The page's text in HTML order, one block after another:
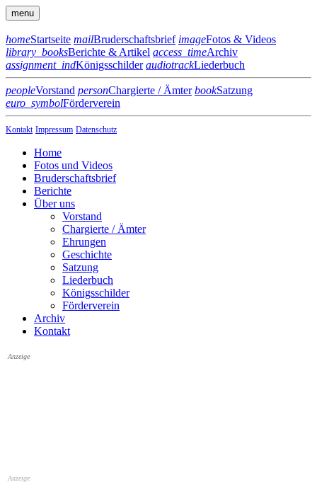
menu
homeStartseite mailBruderschaftsbrief imageFotos & Videos
library_booksBerichte & Artikel access_timeArchiv
assignment_indKönigsschilder audiotrackLiederbuch
peopleVorstand personChargierte / Ämter bookSatzung
euro_symbolFörderverein
Kontakt Impressum Datenschutz
Home
Fotos und Videos
Bruderschaftsbrief
Berichte
Über uns
Vorstand
Chargierte / Ämter
Ehrungen
Geschichte
Satzung
Liederbuch
Königsschilder
Förderverein
Archiv
Kontakt
Anzeige
Anzeige